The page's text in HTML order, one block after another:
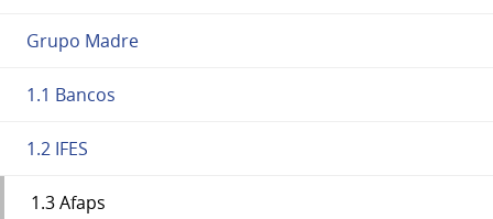
Grupo Madre
1.1 Bancos
1.2 IFES
1.3 Afaps